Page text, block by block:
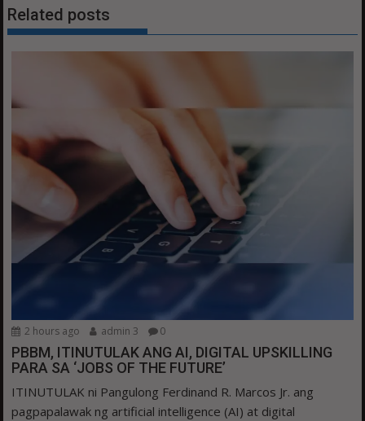
Related posts
2 hours ago admin 3 0
PBBM, ITINUTULAK ANG AI, DIGITAL UPSKILLING
PARA SA ‘JOBS OF THE FUTURE’
ITINUTULAK ni Pangulong Ferdinand R. Marcos Jr. ang
pagpapalawak ng artificial intelligence (AI) at digital